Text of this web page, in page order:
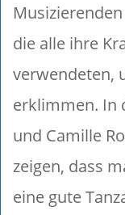
die alle ihre
verwendeten,
erklimmen. In
und Camille
zeigen, dass
eine gute